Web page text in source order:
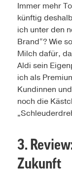
Immer mehr
künftig
ich unter den
Brand“? Wie
Milch dafür,
Aldi sein
ich als
Kundinnen
noch die
3.
Zukunft